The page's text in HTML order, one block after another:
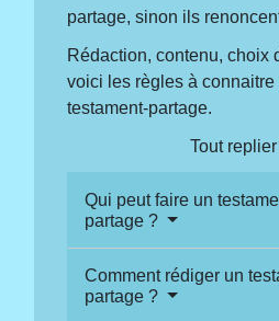
partage, sinon ils
Rédaction, contenu, choix
voici les règles à connaitre
testament-partage.
Tout replier
Qui peut faire un
partage ?
Comment rédiger un
partage ?